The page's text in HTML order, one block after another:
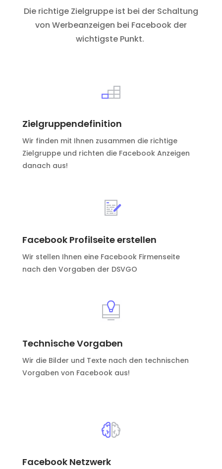
Die richtige Zielgruppe ist bei der Schaltung
von Werbeanzeigen bei Facebook der
wichtigste Punkt.
Zielgruppendefinition
Wir finden mit Ihnen zusammen die richtige
Zielgruppe und richten die Facebook Anzeigen
danach aus!
Facebook Profilseite erstellen
Wir stellen Ihnen eine Facebook Firmenseite
nach den Vorgaben der DSVGO
Technische Vorgaben
Wir die Bilder und Texte nach den technischen
Vorgaben von Facebook aus!
Facebook Netzwerk